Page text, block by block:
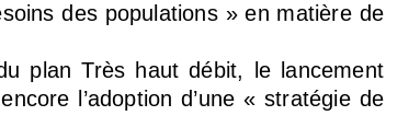
des populations » en matière de
plan Très haut débit, le lancement
l’adoption d’une « stratégie de